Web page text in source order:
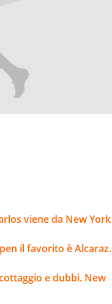
viene da New York
il favorito è Alcaraz.
e dubbi. New